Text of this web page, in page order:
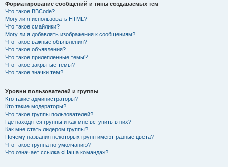
Форматирование сообщений и типы создаваемых тем
Что такое BBCode?
Могу ли я использовать HTML?
Что такое смайлики?
Могу ли я добавлять изображения к сообщениям?
Что такое важные объявления?
Что такое объявления?
Что такое прилепленные темы?
Что такое закрытые темы?
Что такое значки тем?
Уровни пользователей и группы
Кто такие администраторы?
Кто такие модераторы?
Что такое группы пользователей?
Где находятся группы и как мне вступить в них?
Как мне стать лидером группы?
Почему названия некоторых групп имеют разные цвета?
Что такое группа по умолчанию?
Что означает ссылка «Наша команда»?